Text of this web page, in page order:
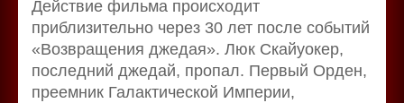
Действие фильма происходит
приблизительно через 30 лет после событий
«Возвращения джедая». Люк Скайуокер,
последний джедай, пропал. Первый Орден,
преемник Галактической Империи,